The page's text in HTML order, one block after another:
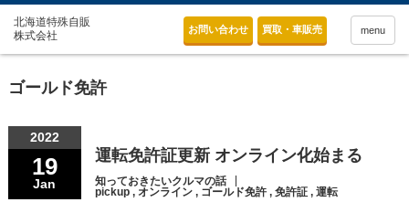
お問い合わせ 買取・車販売 menu
ゴールド免許
2022
19
Jan
運転免許証更新 オンライン化始まる
知っておきたいクルマの話
pickup, オンライン, ゴールド免許, 免許証, 運転